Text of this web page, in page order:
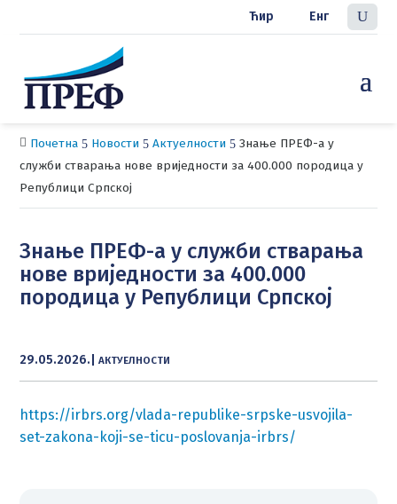
Ћир Енг
 Почетна 5 Новости 5 Актуелности 5 Знање ПРЕФ-а у
служби стварања нове вриједности за 400.000 породица у
Републици Српској
Знање ПРЕФ-а у служби стварања
нове вриједности за 400.000
породица у Републици Српској
29.05.2026. |АКТУЕЛНОСТИ
https://irbrs.org/vlada-republike-srpske-usvojila-
set-zakona-koji-se-ticu-poslovanja-irbrs/